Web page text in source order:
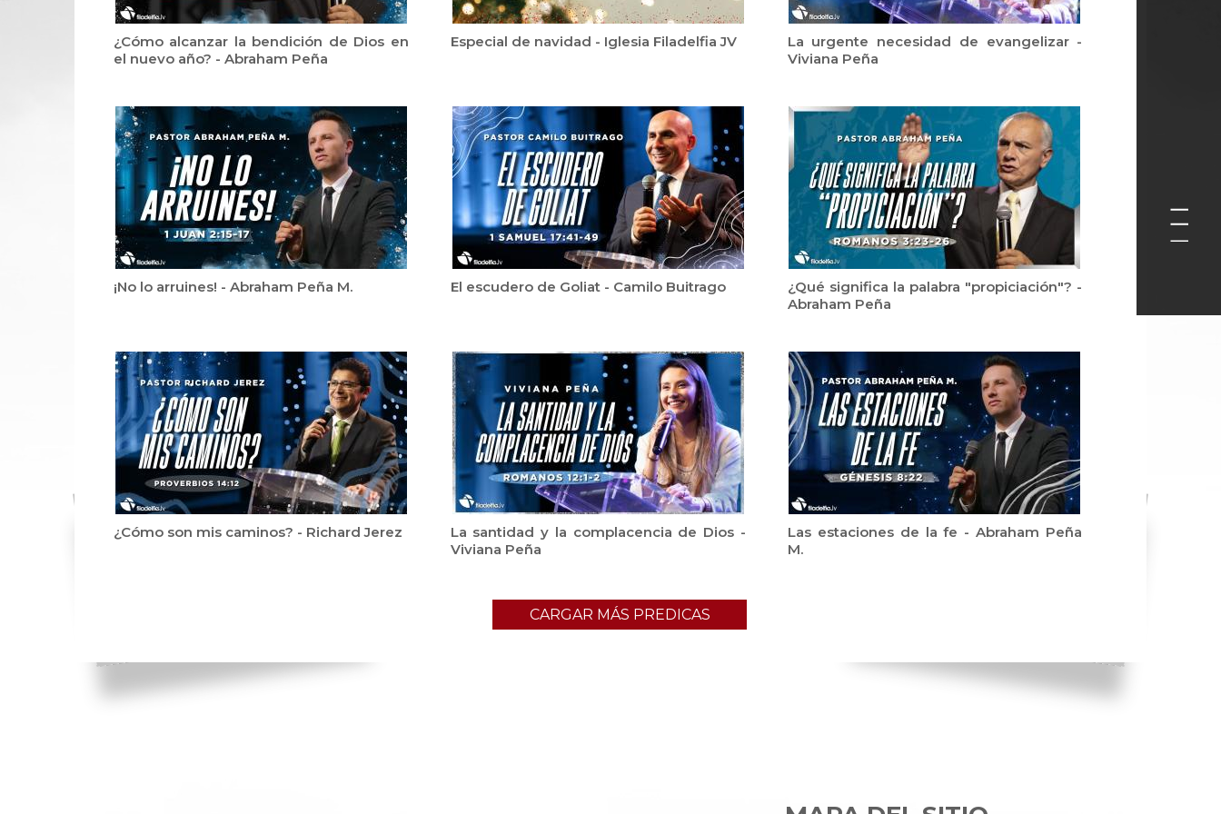
¿Cómo alcanzar la bendición de Dios en
el nuevo año? - Abraham Peña
Especial de navidad - Iglesia Filadelfia JV
La urgente necesidad de evangelizar -
Viviana Peña
¡No lo arruines! - Abraham Peña M. El escudero de Goliat - Camilo Buitrago
¿Qué significa la palabra "propiciación"? -
Abraham Peña
¿Cómo son mis caminos? - Richard Jerez
La santidad y la complacencia de Dios -
Viviana Peña
Las estaciones de la fe - Abraham Peña
M.
CARGAR MÁS PREDICAS